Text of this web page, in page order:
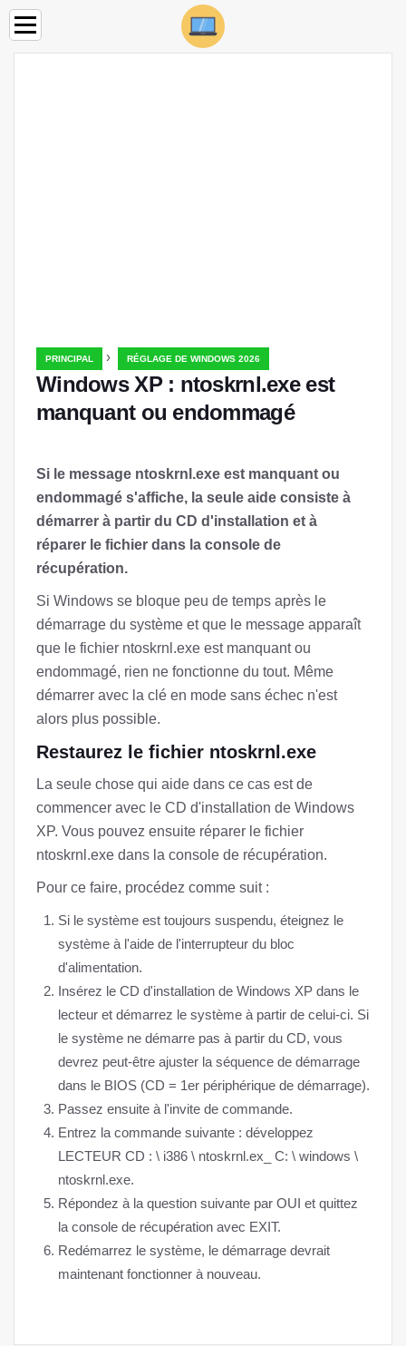
PRINCIPAL › RÉGLAGE DE WINDOWS 2026
Windows XP : ntoskrnl.exe est
manquant ou endommagé
Si le message ntoskrnl.exe est manquant ou
endommagé s'affiche, la seule aide consiste à
démarrer à partir du CD d'installation et à
réparer le fichier dans la console de
récupération.
Si Windows se bloque peu de temps après le
démarrage du système et que le message apparaît
que le fichier ntoskrnl.exe est manquant ou
endommagé, rien ne fonctionne du tout. Même
démarrer avec la clé en mode sans échec n'est
alors plus possible.
Restaurez le fichier ntoskrnl.exe
La seule chose qui aide dans ce cas est de
commencer avec le CD d'installation de Windows
XP. Vous pouvez ensuite réparer le fichier
ntoskrnl.exe dans la console de récupération.
Pour ce faire, procédez comme suit :
Si le système est toujours suspendu, éteignez le
système à l'aide de l'interrupteur du bloc
d'alimentation.
Insérez le CD d'installation de Windows XP dans le
lecteur et démarrez le système à partir de celui-ci. Si
le système ne démarre pas à partir du CD, vous
devrez peut-être ajuster la séquence de démarrage
dans le BIOS (CD = 1er périphérique de démarrage).
Passez ensuite à l'invite de commande.
Entrez la commande suivante : développez
LECTEUR CD : \ i386 \ ntoskrnl.ex_ C: \ windows \
ntoskrnl.exe.
Répondez à la question suivante par OUI et quittez
la console de récupération avec EXIT.
Redémarrez le système, le démarrage devrait
maintenant fonctionner à nouveau.